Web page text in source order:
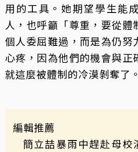
用的工具。她期望學生能
人，也呼籲「尊重，要從體
個人委屈難過，而是為仍努
心疼，因為他們的機會與正
就這麼被體制的冷漠剝奪了。
編輯推薦
簡立喆暴雨中趕赴母